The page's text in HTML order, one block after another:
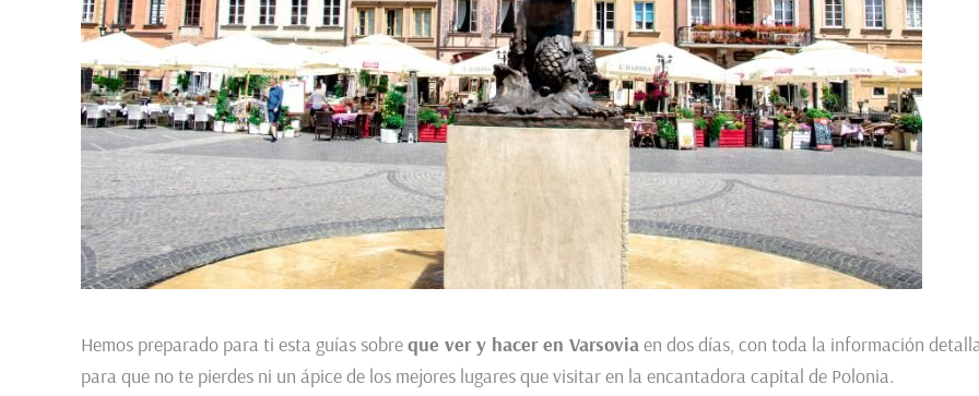
Hemos preparado para ti esta guías sobreque ver y hacer en Varsoviaen dos días, con toda la información
para que no te pierdes ni un ápice de los mejores lugares que visitar en la encantadora capital de Polonia.